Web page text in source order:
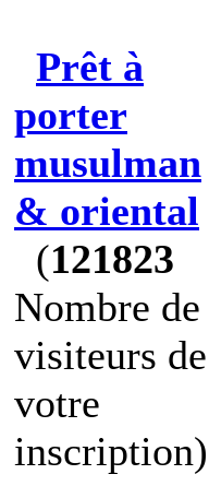
Prêt à
porter
musulman
& oriental
(121823
Nombre de
visiteurs de
votre
inscription)